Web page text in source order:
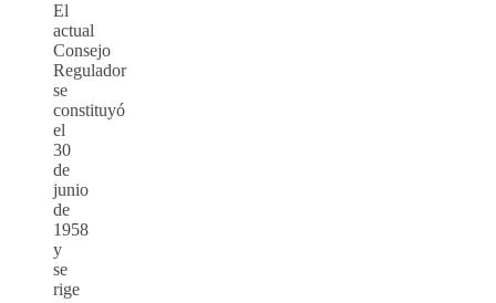
El
actual
Consejo
Regulador
se
constituyó
el
30
de
junio
de
1958
y
se
rige